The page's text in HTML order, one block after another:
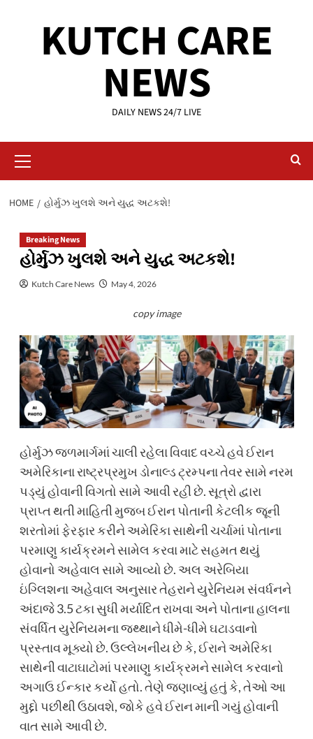
KUTCH CARE
NEWS
DAILY NEWS 24/7 LIVE
Menu
HOME હોર્મુઝ ખુલશે અને યુદ્ધ અટકશે!
Breaking News
હોર્મુઝ ખુલશે અને યુદ્ધ અટકશે!
Kutch Care News May 4, 2026
copy image
હોર્મુઝ જળમાર્ગમાં ચાલી રહેલા વિવાદ વચ્ચે હવે ઈરાન
અમેરિકાના રાષ્ટ્રપ્રમુખ ડોનાલ્ડ ટ્રમ્પના તેવર સામે નરમ
પડ્યું હોવાની વિગતો સામે આવી રહી છે. સૂત્રો દ્વારા
પ્રાપ્ત થતી માહિતી મુજબ ઈરાન પોતાની કેટલીક જૂની
શરતોમાં ફેરફાર કરીને અમેરિકા સાથેની ચર્ચામાં પોતાના
પરમાણુ કાર્યક્રમને સામેલ કરવા માટે સહમત થયું
હોવાનો અહેવાલ સામે આવ્યો છે. અલ અરેબિયા
ઇંગ્લિશના અહેવાલ અનુસાર તેહરાને યુરેનિયમ સંવર્ધનને
અંદાજે 3.5 ટકા સુધી મર્યાદિત રાખવા અને પોતાના હાલના
સંવર્ધિત યુરેનિયમના જથ્થાને ધીમે-ધીમે ઘટાડવાનો
પ્રસ્તાવ મૂક્યો છે. ઉલ્લેખનીય છે કે, ઈરાને અમેરિકા
સાથેની વાટાઘાટોમાં પરમાણુ કાર્યક્રમને સામેલ કરવાનો
અગાઉ ઈન્કાર કર્યો હતો. તેણે જણાવ્યું હતું કે, તેઓ આ
મુદ્દો પછીથી ઉઠાવશે, જોકે હવે ઈરાન માની ગયું હોવાની
વાત સામે આવી છે.